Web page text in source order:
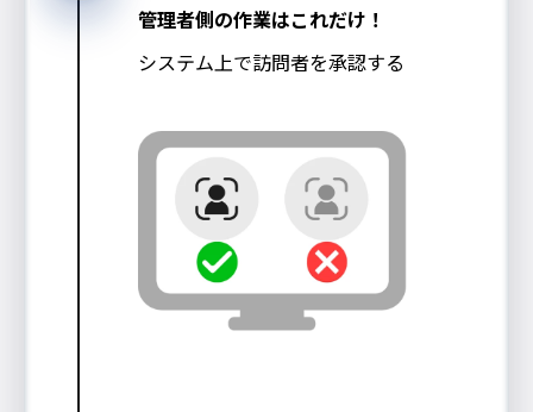
管理者側の作業はこれだけ！
システム上で訪問者を承認する